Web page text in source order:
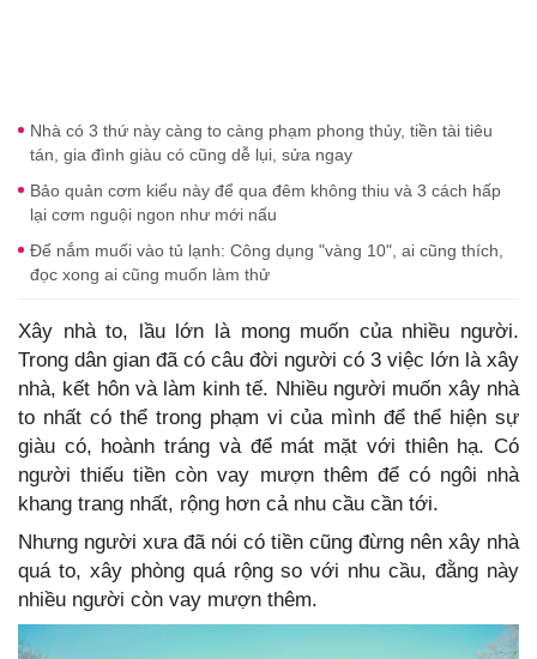
Nhà có 3 thứ này càng to càng phạm phong thủy, tiền tài tiêu
tán, gia đình giàu có cũng dễ lụi, sửa ngay
Bảo quản cơm kiểu này để qua đêm không thiu và 3 cách hấp
lại cơm nguội ngon như mới nấu
Để nắm muối vào tủ lạnh: Công dụng "vàng 10", ai cũng thích,
đọc xong ai cũng muốn làm thử
Xây nhà to, lầu lớn là mong muốn của nhiều người.
Trong dân gian đã có câu đời người có 3 việc lớn là xây
nhà, kết hôn và làm kinh tế. Nhiều người muốn xây nhà
to nhất có thể trong phạm vi của mình để thể hiện sự
giàu có, hoành tráng và để mát mặt với thiên hạ. Có
người thiếu tiền còn vay mượn thêm để có ngôi nhà
khang trang nhất, rộng hơn cả nhu cầu cần tới.
Nhưng người xưa đã nói có tiền cũng đừng nên xây nhà
quá to, xây phòng quá rộng so với nhu cầu, đằng này
nhiều người còn vay mượn thêm.